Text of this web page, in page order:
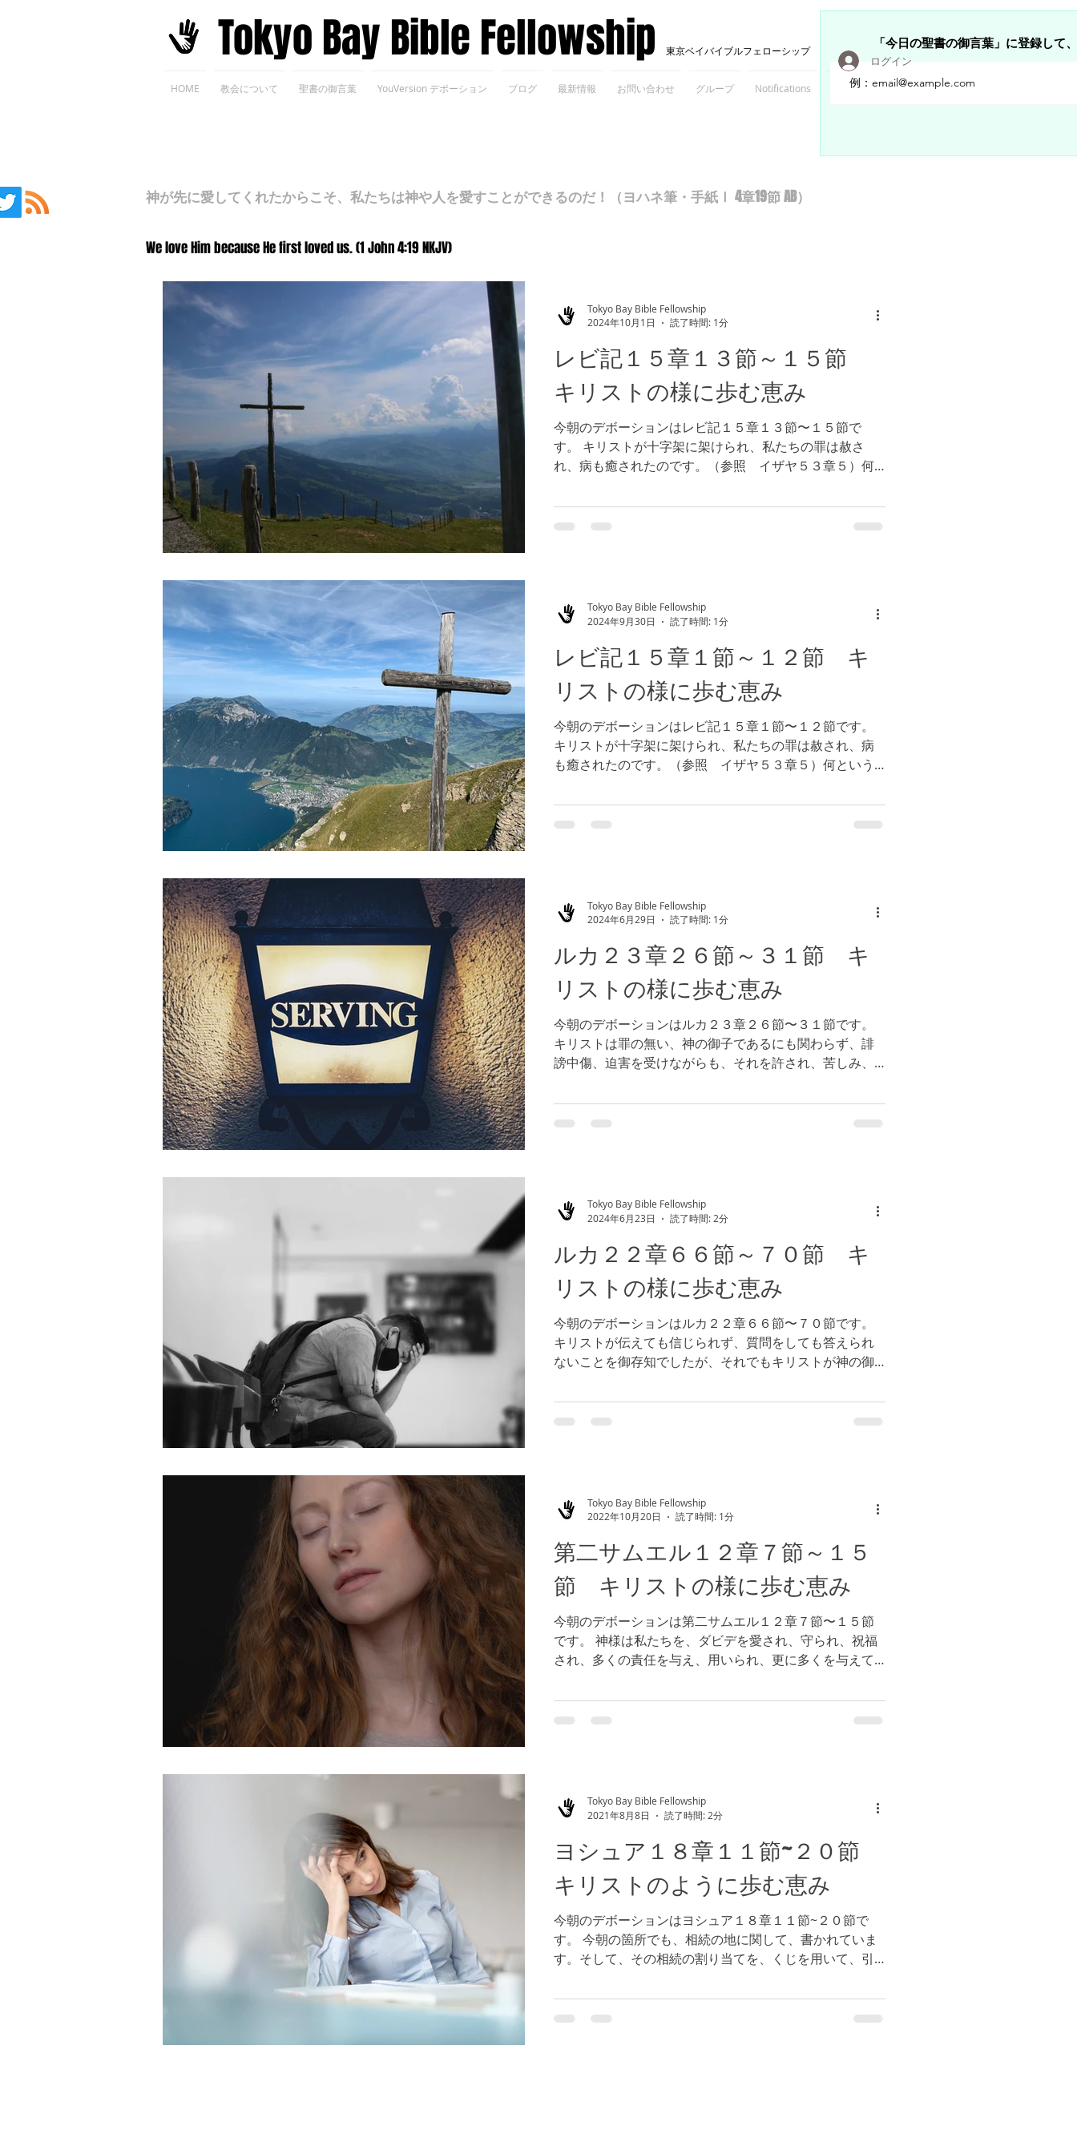
​Tokyo Bay Bible Fellowship 東京ベイバイブルフェローシップ
HOME 教会について 聖書の御言葉 YouVersion デボーション ブログ 最新情報 お問い合わせ グループ Notifications Members
「今日の聖書の御言葉」に登録して
ログイン
神が先に愛してくれたからこそ、私たちは神や人を愛すことができるのだ！（ヨハネ筆・手紙Ⅰ 4章19節 AB）
We love Him because He first loved us. (1 John 4:19 NKJV)
レビ記１５章１３節～１５節
キリストの様に歩む恵み
今朝のデボーションはレビ記１５章１３節〜１５節で
す。 キリストが十字架に架けられ、私たちの罪は赦さ
れ、病も癒されたのです。（参照 イザヤ５３章５）何
の義であるという真実（参照 第二コリント５章２１
節）を体験することを妨げてい...
Tokyo Bay Bible Fellowship
2024年10月1日
読了時間: 1分
レビ記１５章１節～１２節 キ
リストの様に歩む恵み
今朝のデボーションはレビ記１５章１節〜１２節です。
キリストが十字架に架けられ、私たちの罪は赦され、病
も癒されたのです。（参照 イザヤ５３章５）何という
あるという真実（参照 第二コリント５章２１節）を体
験することを妨げている...
Tokyo Bay Bible Fellowship
2024年9月30日
読了時間: 1分
ルカ２３章２６節～３１節 キ
リストの様に歩む恵み
今朝のデボーションはルカ２３章２６節〜３１節です。
キリストは罪の無い、神の御子であるにも関わらず、誹
謗中傷、迫害を受けながらも、それを許され、苦しみ、
箇所では、イスラエルの民に対する預言をされました。...
Tokyo Bay Bible Fellowship
2024年6月29日
読了時間: 1分
ルカ２２章６６節～７０節 キ
リストの様に歩む恵み
今朝のデボーションはルカ２２章６６節〜７０節です。
キリストが伝えても信じられず、質問をしても答えられ
ないことを御存知でしたが、それでもキリストが神の御
した。 私たちは神様の憐れみの中で歩みながらも、憐れ
みをもって人々に接す...
Tokyo Bay Bible Fellowship
2024年6月23日
読了時間: 2分
第二サムエル１２章７節～１５
節 キリストの様に歩む恵み
今朝のデボーションは第二サムエル１２章７節〜１５節
です。 神様は私たちを、ダビデを愛され、守られ、祝福
され、多くの責任を与え、用いられ、更に多くを与えて
と、その結末からは逃れられません。神様の罪に対する
裁きというよりは、神...
Tokyo Bay Bible Fellowship
2022年10月20日
読了時間: 1分
ヨシュア１８章１１節~２０節
キリストのように歩む恵み
今朝のデボーションはヨシュア１８章１１節~２０節で
す。 今朝の箇所でも、相続の地に関して、書かれていま
す。そして、その相続の割り当てを、くじを用いて、引
ことが大切であるのです。神様の御心を求める方法とし
て、くじもあることをお...
Tokyo Bay Bible Fellowship
2021年8月8日
読了時間: 2分